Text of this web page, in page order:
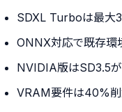
SDXL Turboは最大
ONNX対応で既存環
NVIDIA版はSD3.5
VRAM要件は40%